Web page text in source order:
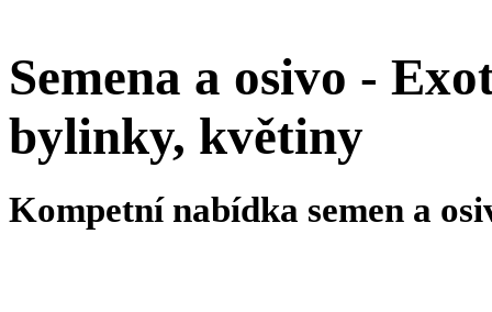
Semena a osivo -
bylinky, květiny
Kompetní nabídka semen a